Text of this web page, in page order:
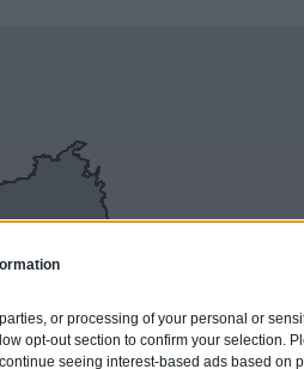
or processing of your personal or
opt-out section to confirm your selection.
seeing interest-based ads based on